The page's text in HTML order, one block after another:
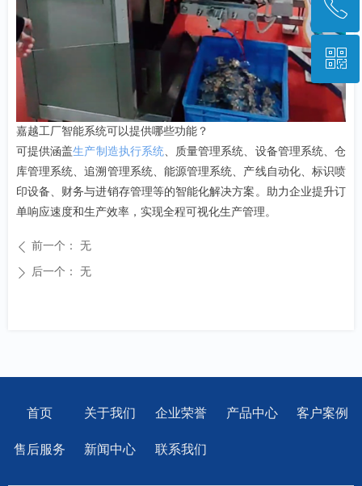
嘉越工厂智能系统可以提供哪些功能？
可提供涵盖生产制造执行系统、质量管理系统、设备管理系统、仓
库管理系统、追溯管理系统、能源管理系统、产线自动化、标识喷
印设备、财务与进销存管理等的智能化解决方案。助力企业提升订
单响应速度和生产效率，实现全程可视化生产管理。
ꄴ 前一个： 无
ꄲ 后一个： 无
首页 关于我们 产品中心 客户案例
售后服务 新闻中心 联系我们
企业荣誉
回到顶部
ꂅ
028-85223948
ꀥ
微信二维码